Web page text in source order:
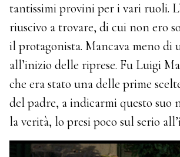
tantissimi provini per i vari ruoli.
riuscivo a trovare, di cui non ero
il protagonista. Mancava meno di
all’inizio delle riprese. Fu Luigi
che era stato una delle prime
del padre, a indicarmi questo suo
la verità, lo presi poco sul serio